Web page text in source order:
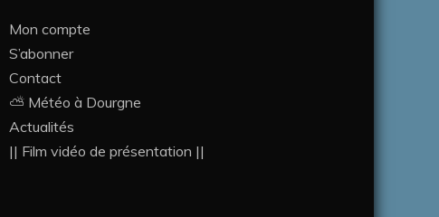
Mon compte
S’abonner
Contact
⛅ Météo à Dourgne
Actualités
|| Film vidéo de présentation ||